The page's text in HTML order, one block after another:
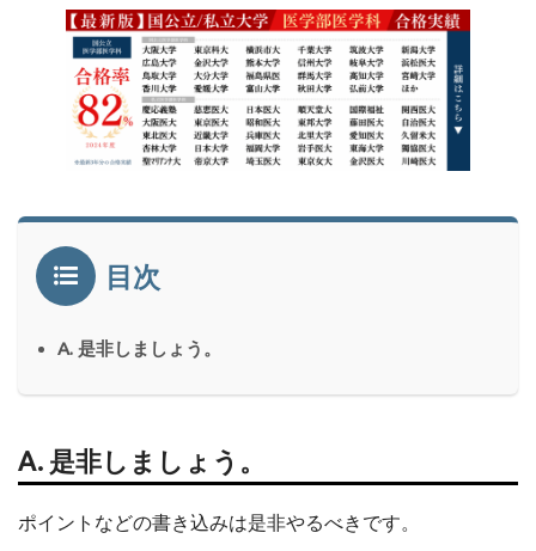
目次
A. 是非しましょう。
A. 是非しましょう。
ポイントなどの書き込みは是非やるべきです。